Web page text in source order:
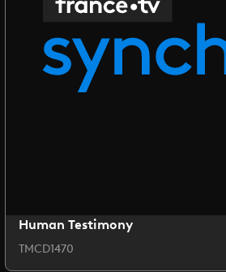
Human Testimony
TMCD1470